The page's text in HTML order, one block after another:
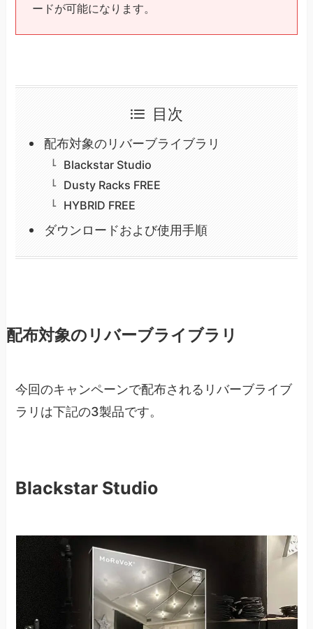
ードが可能になります。
目次
配布対象のリバーブライブラリ
Blackstar Studio
Dusty Racks FREE
HYBRID FREE
ダウンロードおよび使用手順
配布対象のリバーブライブラリ
今回のキャンペーンで配布されるリバーブライブ
ラリは下記の3製品です。
Blackstar Studio